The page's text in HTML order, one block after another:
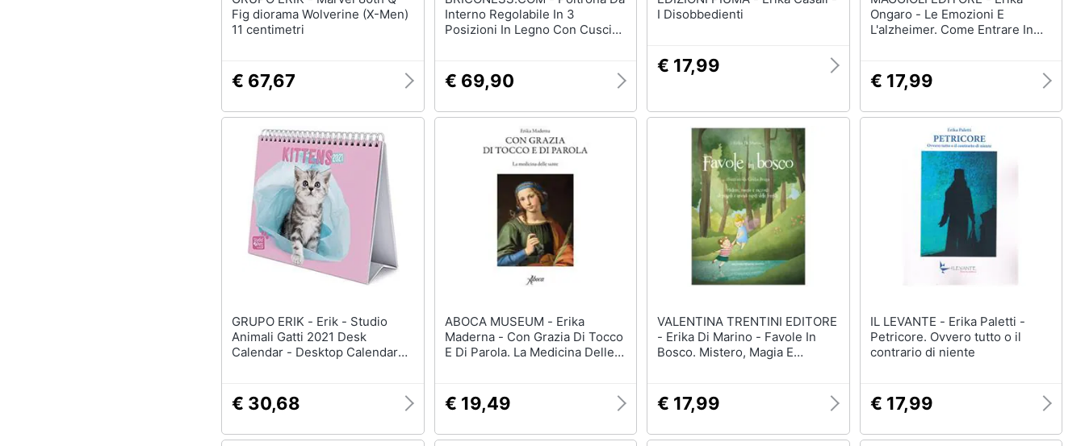
Fig diorama Wolverine (X-Men)
11 centimetri
€ 67,67
Interno Regolabile In 3
Posizioni In Legno Con Cuscino
€ 69,90
I Disobbedienti
€ 17,99
Ongaro - Le Emozioni E
L'alzheimer. Come Entrare In
Affrontare Lo Stress
€ 17,99
GRUPO ERIK - Erik - Studio
Animali Gatti 2021 Desk
Calendar - Desktop Calendar
€ 30,68
ABOCA MUSEUM - Erika
Maderna - Con Grazia Di Tocco
E Di Parola. La Medicina Delle
€ 19,49
VALENTINA TRENTINI EDITORE
- Erika Di Marino - Favole In
Bosco. Mistero, Magia E
Colori
€ 17,99
IL LEVANTE - Erika Paletti -
Petricore. Ovvero tutto o il
contrario di niente
€ 17,99